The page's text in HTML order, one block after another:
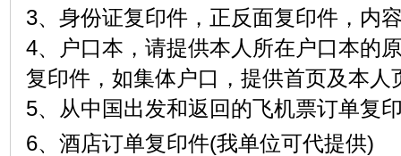
3、身份证复印件，正反面复印件，内
4、户口本，请提供本人所在户口本的
复印件，如集体户口，提供首页及本人
5、从中国出发和返回的飞机票订单复
6、酒店订单复印件(我单位可代提供)